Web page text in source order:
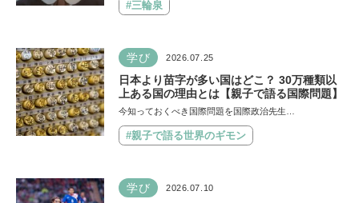
#三輪泉
学び 2026.07.25
日本より苗字が多い国はどこ？ 30万種類以
上ある国の理由とは【親子で語る国際問題】
今知っておくべき国際問題を国際政治先生…
#親子で語る世界のギモン
学び 2026.07.10